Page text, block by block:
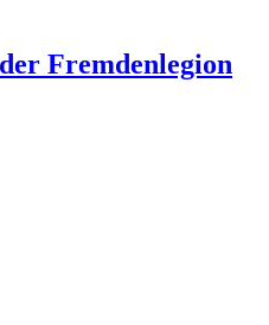
Fremdenlegion